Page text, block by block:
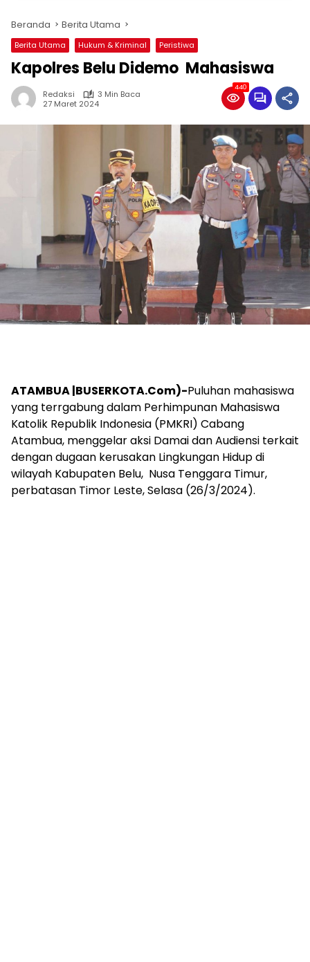
Beranda Berita Utama
Berita Utama Hukum & Kriminal Peristiwa
Kapolres Belu Didemo Mahasiswa
Redaksi
3 Min Baca
27 Maret 2024
440
ATAMBUA |BUSERKOTA.Com)-Puluhan mahasiswa
yang terrgabung dalam Perhimpunan Mahasiswa
Katolik Republik Indonesia (PMKRI) Cabang
Atambua, menggelar aksi Damai dan Audiensi terkait
dengan dugaan kerusakan Lingkungan Hidup di
wilayah Kabupaten Belu, Nusa Tenggara Timur,
perbatasan Timor Leste, Selasa (26/3/2024).